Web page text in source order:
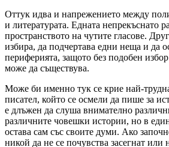
Оттук идва и напрежението между
и литературата. Едната непрекъснато
пространството на чутите гласове.
избира, да подчертава едни неща и да
периферията, защото без подобен
може да съществува.
Може би именно тук се крие най-
писател, който се осмели да пише за
е длъжен да слуша внимателно
различните човешки истории, но в
остава сам със своите думи. Ако
никой да не се почувства засегнат или